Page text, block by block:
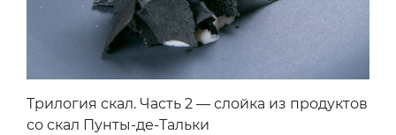
Трилогия скал. Часть 2 — слойка из продуктов
со скал Пунты-де-Тальки